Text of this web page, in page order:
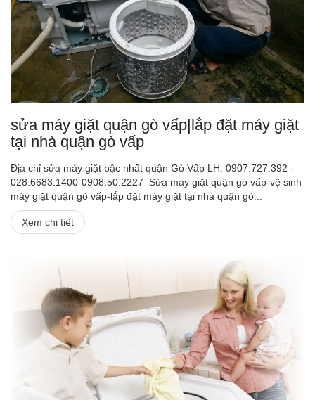
sửa máy giặt quận gò vấp|lắp đặt máy giặt
tại nhà quận gò vấp
Địa chỉ sửa máy giặt bậc nhất quận Gò Vấp LH: 0907.727.392 -
028.6683.1400-0908.50.2227 Sửa máy giặt quận gò vấp-vệ sinh
máy giặt quận gò vấp-lắp đặt máy giặt tại nhà quận gò...
Xem chi tiết